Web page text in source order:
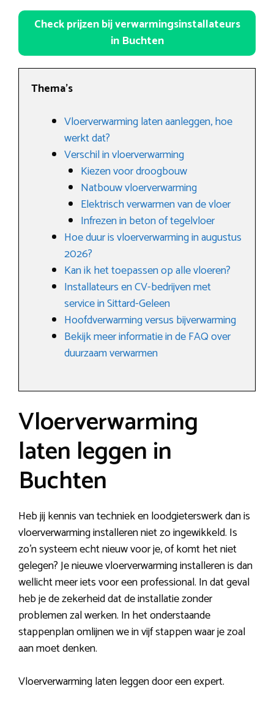
Check prijzen bij verwarmingsinstallateurs
in Buchten
Thema’s
Vloerverwarming laten aanleggen, hoe
werkt dat?
Verschil in vloerverwarming
Kiezen voor droogbouw
Natbouw vloerverwarming
Elektrisch verwarmen van de vloer
Infrezen in beton of tegelvloer
Hoe duur is vloerverwarming in augustus
2026?
Kan ik het toepassen op alle vloeren?
Installateurs en CV-bedrijven met
service in Sittard-Geleen
Hoofdverwarming versus bijverwarming
Bekijk meer informatie in de FAQ over
duurzaam verwarmen
Vloerverwarming
laten leggen in
Buchten
Heb jij kennis van techniek en loodgieterswerk dan is
vloerverwarming installeren niet zo ingewikkeld. Is
zo’n systeem echt nieuw voor je, of komt het niet
gelegen? Je nieuwe vloerverwarming installeren is dan
wellicht meer iets voor een professional. In dat geval
heb je de zekerheid dat de installatie zonder
problemen zal werken. In het onderstaande
stappenplan omlijnen we in vijf stappen waar je zoal
aan moet denken.
Vloerverwarming laten leggen door een expert.